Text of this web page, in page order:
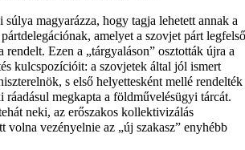
súlya magyarázza, hogy tagja lehetett annak a
amelyet a szovjet párt legfelső
rendelt. Ezen a „tárgyaláson” osztották újra a
kulcspozícióit: a szovjetek által jól ismert
s első helyettesként mellé rendelték
ráadásul megkapta a földművelésügyi tárcát.
neki, az erőszakos kollektivizálás
volna vezényelnie az „új szakasz” enyhébb